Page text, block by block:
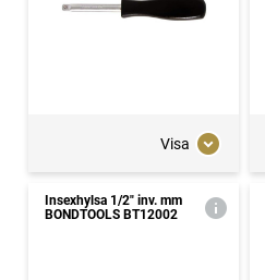
Visa
Insexhylsa 1/2" inv. mm
BONDTOOLS BT12002